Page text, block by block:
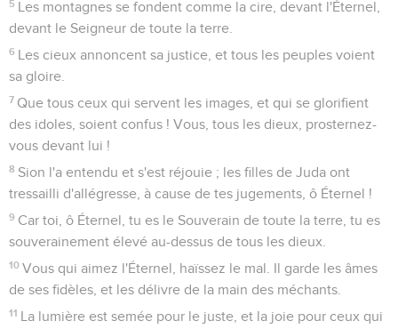
5 Les montagnes se fondent comme la cire, devant l'Éternel,
devant le Seigneur de toute la terre.
6 Les cieux annoncent sa justice, et tous les peuples voient
sa gloire.
7 Que tous ceux qui servent les images, et qui se glorifient
des idoles, soient confus ! Vous, tous les dieux, prosternez-
vous devant lui !
8 Sion l'a entendu et s'est réjouie ; les filles de Juda ont
tressailli d'allégresse, à cause de tes jugements, ô Éternel !
9 Car toi, ô Éternel, tu es le Souverain de toute la terre, tu es
souverainement élevé au-dessus de tous les dieux.
10 Vous qui aimez l'Éternel, haïssez le mal. Il garde les âmes
de ses fidèles, et les délivre de la main des méchants.
11 La lumière est semée pour le juste, et la joie pour ceux qui